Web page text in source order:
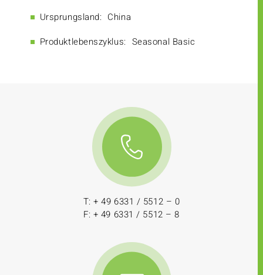
Ursprungsland: China
Produktlebenszyklus: Seasonal Basic
T: + 49 6331 / 5512 – 0
F: + 49 6331 / 5512 – 8